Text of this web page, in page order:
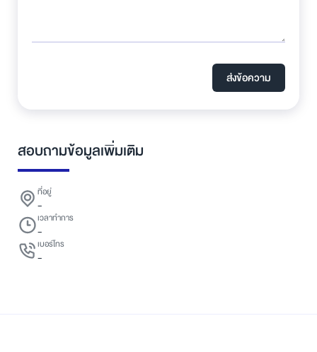
ส่งข้อความ
สอบถามข้อมูลเพิ่มเติม
ที่อยู่
-
เวลาทำการ
-
เบอร์โทร
-